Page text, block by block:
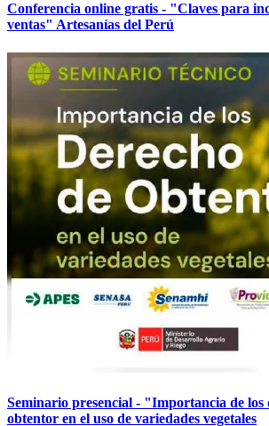
Conferencia online gratis - "Claves para
ventas" Artesanías del Perú
Seminario presencial - "Importancia de los
obtentor en el uso de variedades vegetales